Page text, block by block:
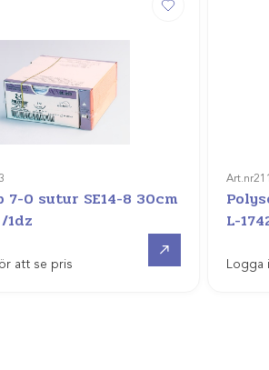
7-0 sutur SE14-8 30cm
1dz
att se pris
Art.nr
L-
Logga